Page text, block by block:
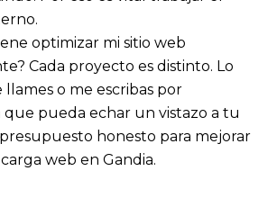
optimizar mi sitio web
Cada proyecto es distinto. Lo
llames o me escribas por
que pueda echar un vistazo a tu
honesto para mejorar
web en Gandia.